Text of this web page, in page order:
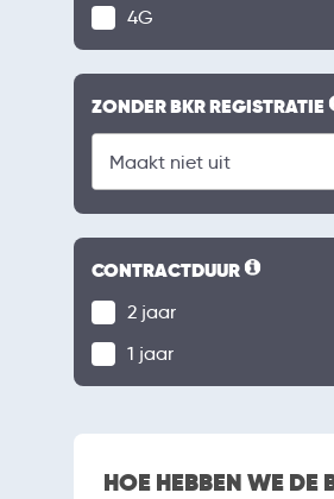
4G
ZONDER BKR REGISTRATIE
CONTRACTDUUR
2 jaar
1 jaar
HOE HEBBEN WE